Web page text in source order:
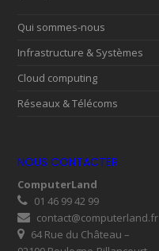
Qui sommes-nous
Infrastructure & Systèmes
Cloud computing
Réseaux & Télécoms
NOUS CONTACTER
ComputerLand
01 46 99 42 99
contact@computerland.fr
64 Rue du Château –